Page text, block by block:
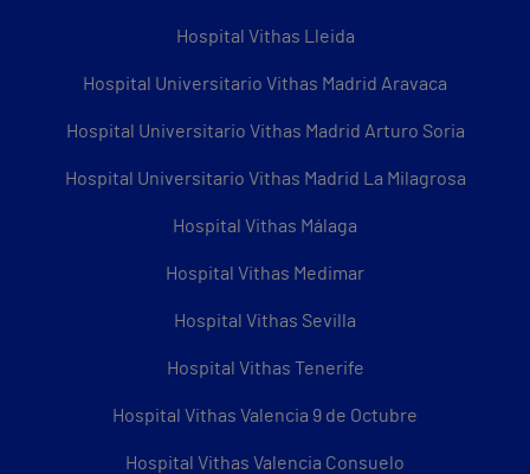
Hospital Vithas Lleida
Hospital Universitario Vithas Madrid Aravaca
Hospital Universitario Vithas Madrid Arturo Soria
Hospital Universitario Vithas Madrid La Milagrosa
Hospital Vithas Málaga
Hospital Vithas Medimar
Hospital Vithas Sevilla
Hospital Vithas Tenerife
Hospital Vithas Valencia 9 de Octubre
Hospital Vithas Valencia Consuelo